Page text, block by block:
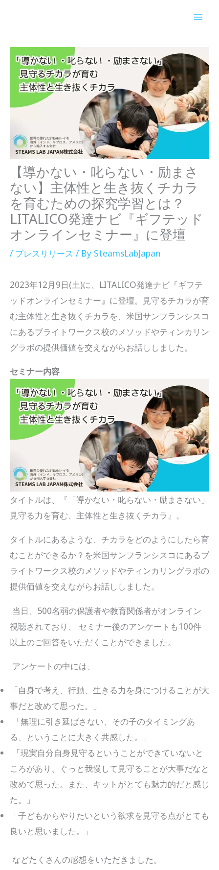
【導かない・叱らない・励まさ
ない】主体性と生き抜くチカラ
を育むための探究学習とは？
LITALICO発達ナビ『ギフテッド
オンラインセミナー』に登壇
/ プレスリリース / By SteamsLabJapan
2023年12月9日(土)に、LITALICO発達ナビ『ギフテ
ッドオンラインセミナー』に登壇。見守るチカラが育
む主体性と生き抜くチカラを、米国サンフランシスコ
にあるブライトワークス校のメソッドやティンカリン
グラボの提供価値を交えながらお話ししました。
セミナー内容
タイトルは、『「導かない・叱らない・励まさない」
見守る力を育む、主体性と生き抜くチカラ』。
タイトルにあるような、チカラをどのようにしたら育
むことができるか？を米国サンフランシスコにあるブ
ライトワークス校のメソッドやティンカリングラボの
提供価値を交えながらお話ししました。
当日、500名弱の保護者や教育関係者がオンライン
視聴されており、 セミナー後のアンケートも100件
以上のご回答をいただくことができました。
アンケートの中には、
「自身で考え、行動、生きる力を身につけることが大
事だと改めて思った。」
「無理に引き延ばさない、その子のタイミングあ
る、ということに大きく共感した。」
「現実自分自身見守るということができていないと
ころがあり、ぐっと我慢して見守ることが大事だなと
改めて思った。また、キットがとても魅力的だと感じ
た。」
「子どもからやりたいという欲求を見守る点がとても
良いと思いました。」
などたくさんの感想をいただきました。